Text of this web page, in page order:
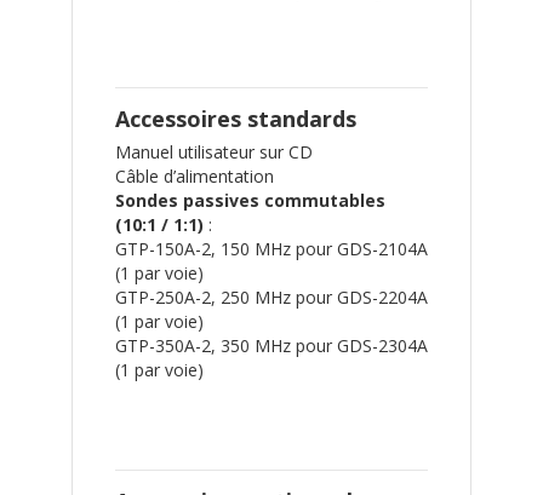
Accessoires standards
Manuel utilisateur sur CD
Câble d’alimentation
Sondes passives commutables
(10:1 / 1:1) :
GTP-150A-2, 150 MHz pour GDS-2104A
(1 par voie)
GTP-250A-2, 250 MHz pour GDS-2204A
(1 par voie)
GTP-350A-2, 350 MHz pour GDS-2304A
(1 par voie)